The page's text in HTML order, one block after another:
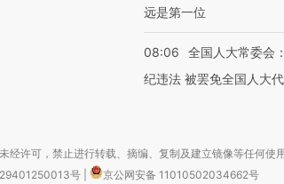
远是第一位
08:06
全国人大常委会
纪违法 被罢免全国人大
许可，禁止进行转载、摘编、复制及建立镜像等任何使用
号
京公网安备 11010502034662号